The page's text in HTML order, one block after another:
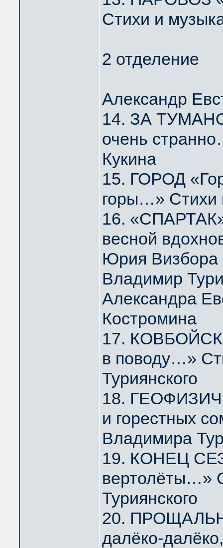
Стихи и
2 отделение
Александр
14. ЗА
очень
Кукина
15. ГОРОД
горы…» Стихи
16.
весной
Юрия Визбора
Владимир
Александра
Костромина
17.
в поводу…»
Туриянского
18.
и горестных
Владимира
19. КОНЕЦ
вертолёты…»
Туриянского
20.
далёко-